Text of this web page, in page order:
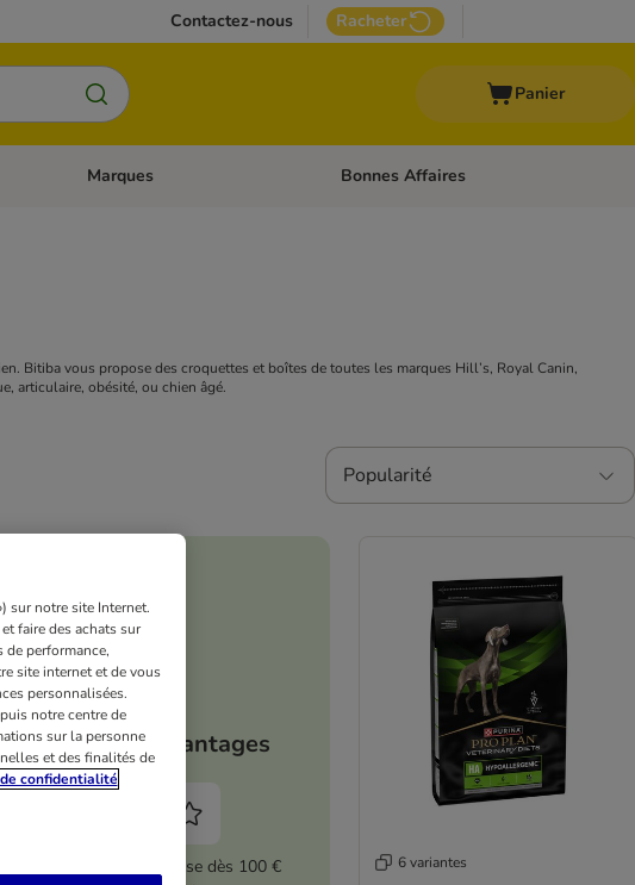
Contactez-nous Racheter
Panier
animaux
Dérouler les catégories: Médical
Marques Dérouler les catégories: Marques
Bonnes Affaires
Bitiba vous propose des croquettes et boîtes de toutes les marques Hill’s, Royal Canin,
articulaire, obésité, ou chien âgé.
Popularité
Vos avantages
5 % de remise dès 100 €
6 variantes
sur notre site Internet.
faire des achats sur
performance,
site internet et de vous
personnalisées.
notre centre de
sur la personne
et des finalités de
confidentialité